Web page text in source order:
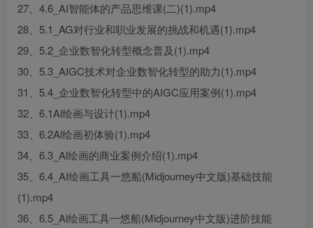
27、4.6_AI智能体的产品思维课(二)(1).mp4
28、5.1_AG对行业和职业发展的挑战和机遇(1).mp4
29、5.2_企业数智化转型概念普及(1).mp4
30、5.3_AIGC技术对企业数智化转型的助力(1).mp4
31、5.4_企业数智化转型中的AIGC应用案例(1).mp4
32、6.1Al绘画与设计(1).mp4
33、6.2Al绘画初体验(1).mp4
34、6.3_Al绘画的商业案例介绍(1).mp4
35、6.4_AI绘画工具一悠船(Midjourney中文版)基础技能
(1).mp4
36、6.5_Al绘画工具一悠船(Midjourney中文版)进阶技能